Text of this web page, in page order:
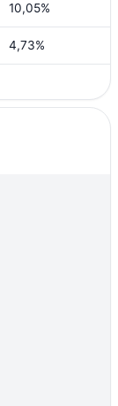
10,05%
4,73%